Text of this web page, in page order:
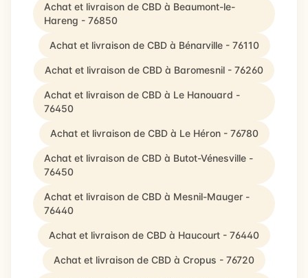
Achat et livraison de CBD à Beaumont-le-
Hareng - 76850
Achat et livraison de CBD à Bénarville - 76110
Achat et livraison de CBD à Baromesnil - 76260
Achat et livraison de CBD à Le Hanouard -
76450
Achat et livraison de CBD à Le Héron - 76780
Achat et livraison de CBD à Butot-Vénesville -
76450
Achat et livraison de CBD à Mesnil-Mauger -
76440
Achat et livraison de CBD à Haucourt - 76440
Achat et livraison de CBD à Cropus - 76720